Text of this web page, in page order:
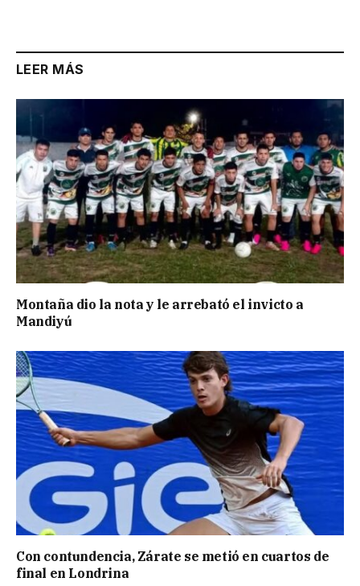
LEER MÁS
Montaña dio la nota y le arrebató el invicto a
Mandiyú
Con contundencia, Zárate se metió en cuartos de
final en Londrina